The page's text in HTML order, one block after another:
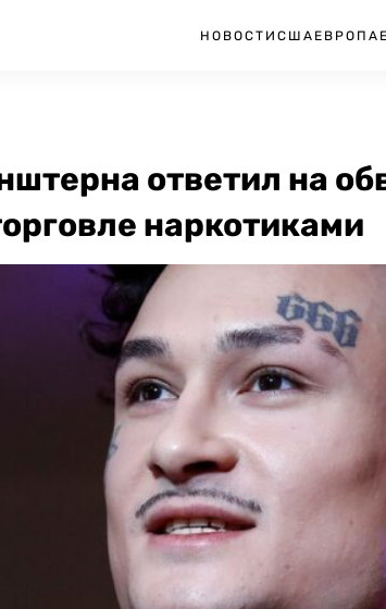
НОВОСТИ США ЕВРОПА
ответил на
наркотиками